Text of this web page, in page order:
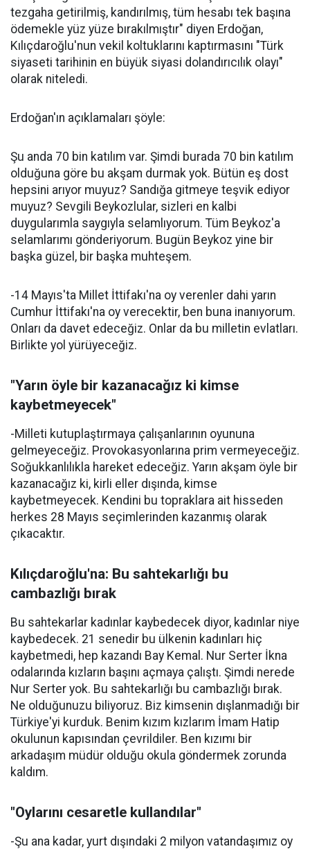
tezgaha getirilmiş, kandırılmış, tüm hesabı tek başına
ödemekle yüz yüze bırakılmıştır" diyen Erdoğan,
Kılıçdaroğlu'nun vekil koltuklarını kaptırmasını "Türk
siyaseti tarihinin en büyük siyasi dolandırıcılık olayı"
olarak niteledi.
Erdoğan'ın açıklamaları şöyle:
Şu anda 70 bin katılım var. Şimdi burada 70 bin katılım
olduğuna göre bu akşam durmak yok. Bütün eş dost
hepsini arıyor muyuz? Sandığa gitmeye teşvik ediyor
muyuz? Sevgili Beykozlular, sizleri en kalbi
duygularımla saygıyla selamlıyorum. Tüm Beykoz'a
selamlarımı gönderiyorum. Bugün Beykoz yine bir
başka güzel, bir başka muhteşem.
-14 Mayıs'ta Millet İttifakı'na oy verenler dahi yarın
Cumhur İttifakı'na oy verecektir, ben buna inanıyorum.
Onları da davet edeceğiz. Onlar da bu milletin evlatları.
Birlikte yol yürüyeceğiz.
"Yarın öyle bir kazanacağız ki kimse
kaybetmeyecek"
-Milleti kutuplaştırmaya çalışanlarının oyununa
gelmeyeceğiz. Provokasyonlarına prim vermeyeceğiz.
Soğukkanlılıkla hareket edeceğiz. Yarın akşam öyle bir
kazanacağız ki, kirli eller dışında, kimse
kaybetmeyecek. Kendini bu topraklara ait hisseden
herkes 28 Mayıs seçimlerinden kazanmış olarak
çıkacaktır.
Kılıçdaroğlu'na: Bu sahtekarlığı bu
cambazlığı bırak
Bu sahtekarlar kadınlar kaybedecek diyor, kadınlar niye
kaybedecek. 21 senedir bu ülkenin kadınları hiç
kaybetmedi, hep kazandı Bay Kemal. Nur Serter İkna
odalarında kızların başını açmaya çalıştı. Şimdi nerede
Nur Serter yok. Bu sahtekarlığı bu cambazlığı bırak.
Ne olduğunuzu biliyoruz. Biz kimsenin dışlanmadığı bir
Türkiye'yi kurduk. Benim kızım kızlarım İmam Hatip
okulunun kapısından çevrildiler. Ben kızımı bir
arkadaşım müdür olduğu okula göndermek zorunda
kaldım.
"Oylarını cesaretle kullandılar"
-Şu ana kadar, yurt dışındaki 2 milyon vatandaşımız oy